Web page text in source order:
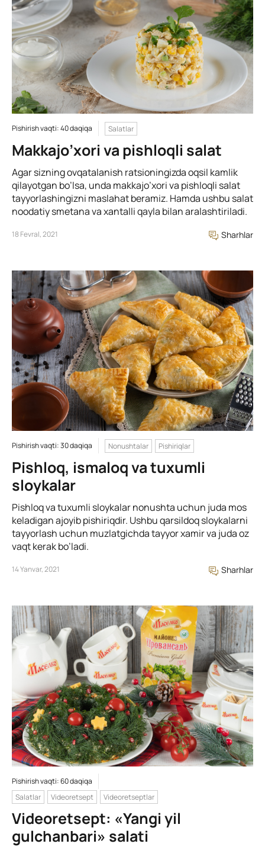
Pishirish vaqti: 40 daqiqa Salatlar
Makkajo’xori va pishloqli salat
Agar sizning ovqatalanish ratsioningizda oqsil kamlik
qilayotgan bo’lsa, unda makkajo’xori va pishloqli salat
tayyorlashingizni maslahat beramiz. Hamda ushbu salat
noodatiy smetana va xantalli qayla bilan aralashtiriladi.
18 Fevral, 2021 Sharhlar
Pishirish vaqti: 30 daqiqa Nonushtalar Pishiriqlar
Pishloq, ismaloq va tuxumli
sloykalar
Pishloq va tuxumli sloykalar nonushta uchun juda mos
keladigan ajoyib pishiriqdir. Ushbu qarsildoq sloykalarni
tayyorlash uchun muzlatgichda tayyor xamir va juda oz
vaqt kerak bo’ladi.
14 Yanvar, 2021 Sharhlar
Pishirish vaqti: 60 daqiqa
Salatlar
Videoretsept Videoretseptlar
Videoretsept: «Yangi yil
gulchanbari» salati